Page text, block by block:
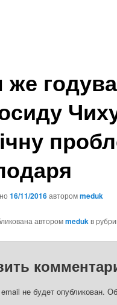
16/11/2016авторомmeduk
авторомmedukв
не будет опубликован.